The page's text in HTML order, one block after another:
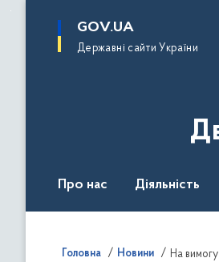
основного
GOV.UA
Державні сайти України
Про нас Діяльність
Головна Новини На